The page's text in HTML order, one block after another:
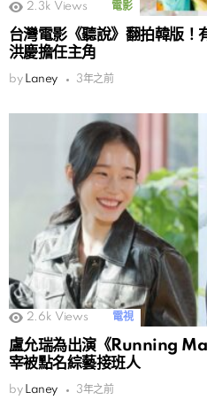
2.3k Views 電影
台灣電影《聽說》翻拍韓版！
洪慶擔任主角
by Laney 3年之前
2.6k Views 電視
盧允瑞為出演《Running
宰被點名綜藝接班人
by Laney 3年之前